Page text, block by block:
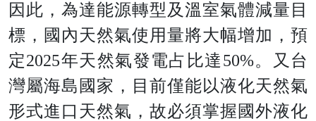
因此，為達能源轉型及溫室氣體減量目
標，國內天然氣使用量將大幅增加，預
定2025年天然氣發電占比達50%。又台
灣屬海島國家，目前僅能以液化天然氣
形式進口天然氣，故必須掌握國外液化